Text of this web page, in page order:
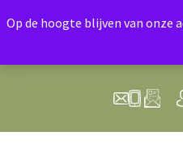
Op de hoogte blijven van onze